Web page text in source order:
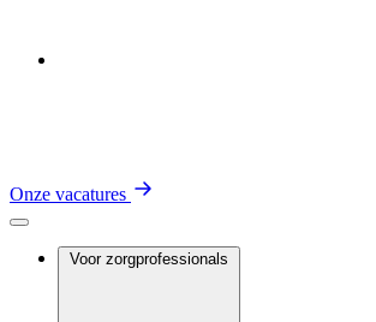
Onze vacatures
Voor zorgprofessionals